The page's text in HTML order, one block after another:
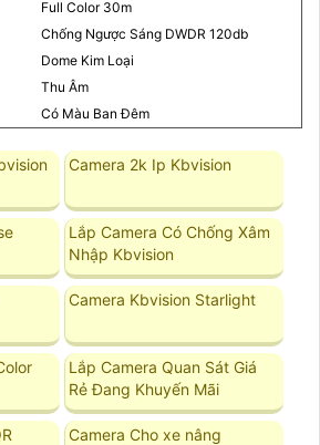
Full Color 30m
Chống Ngược Sáng DWDR 120db
Dome Kim Loại
Thu Âm
Có Màu Ban Đêm
Camera 2k Ip Kbvision
Lắp Camera Có Chống Xâm
Nhập Kbvision
Camera Kbvision Starlight
Lắp Camera Quan Sát Giá
Rẻ Đang Khuyến Mãi
Camera Cho xe nâng